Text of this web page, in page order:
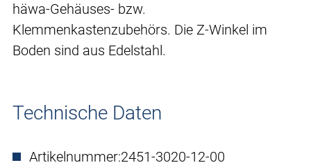
häwa-Gehäuses- bzw.
Klemmenkastenzubehörs. Die Z-Winkel im
Boden sind aus Edelstahl.
Technische Daten
Artikelnummer:2451-3020-12-00